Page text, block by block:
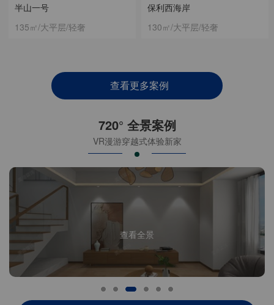
保利西海岸
130㎡/大平层/轻奢
半山一号
135㎡/大平层/轻奢
查看更多案例
720° 全景案例
VR漫游穿越式体验新家
查看全景